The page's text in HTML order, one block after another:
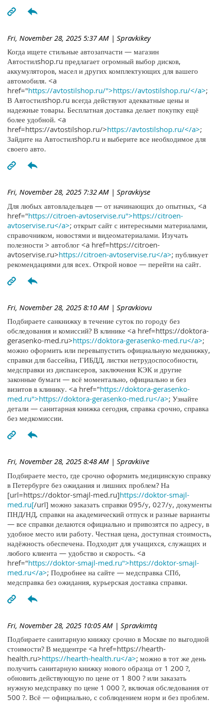
Fri, November 28, 2025 5:37 AM | Spravkikey
Когда ищете стильные автозапчасти — магазин
Автостилshop.ru предлагает огромный выбор дисков,
аккумуляторов, масел и других комплектующих для вашего
автомобиля. <a
href="https://avtostilshop.ru/">https://avtostilshop.ru/</a>;
В Автостилshop.ru всегда действуют адекватные цены и
надежные товары. Бесплатная доставка делает покупку ещё
более удобной. <a
href=https://avtostilshop.ru/>https://avtostilshop.ru/</a>;
Зайдите на Автостилshop.ru и выберите все необходимое для
своего авто.
Fri, November 28, 2025 7:32 AM | Spravkiyse
Для любых автовладельцев — от начинающих до опытных, <a
href="https://citroen-avtoservise.ru">https://citroen-
avtoservise.ru</a>; открыт сайт с интересными материалами,
справочником, новостями и видеоматериалами. Изучать
полезности > автоблог <a href=https://citroen-
avtoservise.ru>https://citroen-avtoservise.ru</a>; публикует
рекомендациями для всех. Открой новое — перейти на сайт.
Fri, November 28, 2025 8:10 AM | Spravkiovu
Подбираете санкнижку в течение суток по городу без
обследования и комиссий? В клинике <a href=https://doktora-
gerasenko-med.ru>https://doktora-gerasenko-med.ru</a>;
можно оформить или перевыпустить официальную медкнижку,
справки для бассейна, ГИБДД, листки нетрудоспособности,
медсправки из диспансеров, заключения КЭК и другие
законные бумаги — всё моментально, официально и без
визитов в клинику. <a href="https://doktora-gerasenko-
med.ru">https://doktora-gerasenko-med.ru</a>; Узнайте
детали — санитарная книжка сегодня, справка срочно, справка
без медкомиссии.
Fri, November 28, 2025 8:48 AM | Spravkiive
Подбираете место, где срочно оформить медицинскую справку
в Петербурге без ожидания и лишних проблем? На
[url=https://doktor-smajl-med.ru]https://doktor-smajl-
med.ru[/url] можно заказать справки 095/у, 027/у, документы
ПНД/НД, справки на академический отпуск и разные варианты
— все справки делаются официально и привозятся по адресу, в
удобное место или работу. Честная цена, доступная стоимость,
надёжность обеспечена. Подходит для учащихся, служащих и
любого клиента — удобство и скорость. <a
href="https://doktor-smajl-med.ru">https://doktor-smajl-
med.ru</a>; Подробнее на сайте — медсправка СПб,
медсправка без ожидания, курьерская доставка справки.
Fri, November 28, 2025 10:05 AM | Spravkimtq
Подбираете санитарную книжку срочно в Москве по выгодной
стоимости? В медцентре <a href=https://hearth-
health.ru>https://hearth-health.ru</a>; можно в тот же день
получить санитарную книжку нового образца от 1 200 ?,
обновить действующую по цене от 1 800 ? или заказать
нужную медсправку по цене 1 000 ?, включая обследования от
500 ?. Всё — официально, с соблюдением норм и без проблем.